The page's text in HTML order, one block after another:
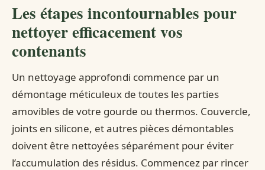
Les étapes incontournables pour
nettoyer efficacement vos
contenants
Un nettoyage approfondi commence par un
démontage méticuleux de toutes les parties
amovibles de votre gourde ou thermos. Couvercle,
joints en silicone, et autres pièces démontables
doivent être nettoyées séparément pour éviter
l’accumulation des résidus. Commencez par rincer